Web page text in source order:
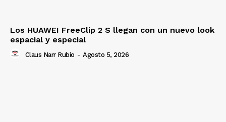
Los HUAWEI FreeClip 2 S llegan con un nuevo look
espacial y especial
Claus Narr Rubio - Agosto 5, 2026